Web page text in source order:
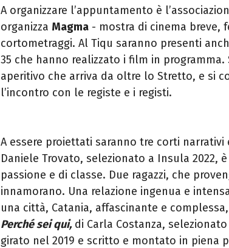
A organizzare l’appuntamento è
organizza Magma - mostra di cinema breve,
cortometraggi. Al Tiqu saranno presenti
35 che hanno realizzato i film in programma.
aperitivo che arriva da oltre lo Stretto, e si
l’incontro con le registe e i registi.
A essere proiettati saranno tre corti
Daniele Trovato, selezionato a Insula 2022,
passione e di classe. Due ragazzi, che
innamorano. Una relazione ingenua e
una città, Catania, affascinante e
Perché sei qui, di Carla Costanza,
girato nel 2019 e scritto e montato in piena